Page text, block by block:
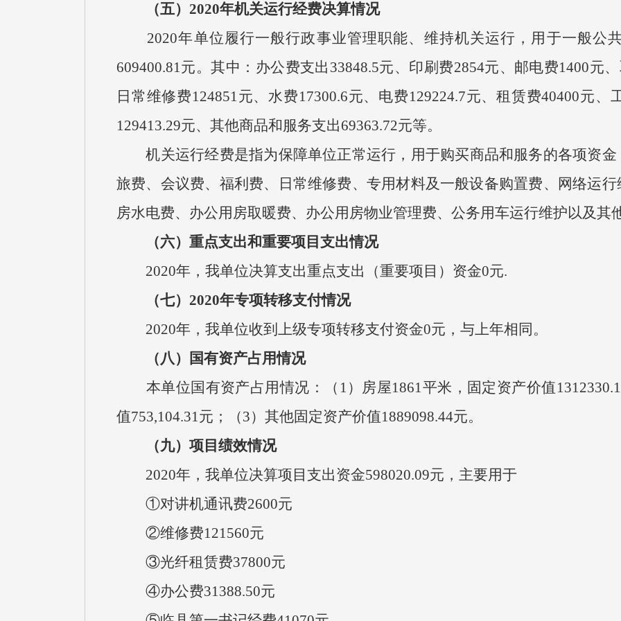
（五） 2020年机关运行经费决算情况
2020年单位履行一般行政事业管理职能、维持机关运行，用于一般公
609400.81元。其中：办公费支出 33848.5元、印刷费2854元、邮电费1400元
日常维修费124851元、水费17300.6元、电费129224.7元、租赁费40400元、
129413.29元、其他商品和服务支出69363.72元等。
机关运行经费是指为保障单位正常运行，用于购买商品和服务的各项资
旅费、会议费、福利费、日常维修费、专用材料及一般设备购置费、网络运
房水电费、办公用房取暖费、办公用房物业管理费、公务用车运行维护以及其
（六）重点支出和重要项目支出情况
2020年，我单位决算支出重点支出（重要项目）资金0元.
（七） 2020年专项转移支付情况
2020年，我单位收到上级专项转移支付资金0元，与上年相同。
（八）国有资产占用情况
本单位国有资产占用情况：（ 1）房屋1861平米，固定资产价值
值753,104.31元；（3）其他固定资产价值1889098.44元。
（九）项目绩效情况
2020年，我单位决算项目支出资金598020.09元，主要用于
①对讲机通讯费2600元
②维修费121560元
③光纤租赁费37800元
④办公费31388.50元